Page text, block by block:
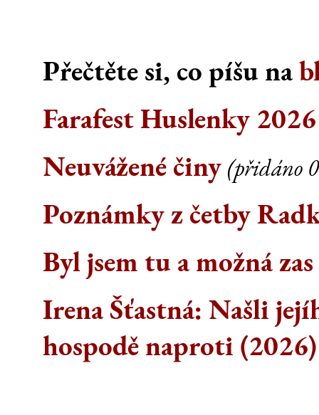
Přečtěte si, co píšu na
Farafest Huslenky 2026
Neuvážené činy (přidáno
Poznámky z četby
Byl jsem tu a možná
Irena Šťastná: Našli
hospodě naproti (2026)